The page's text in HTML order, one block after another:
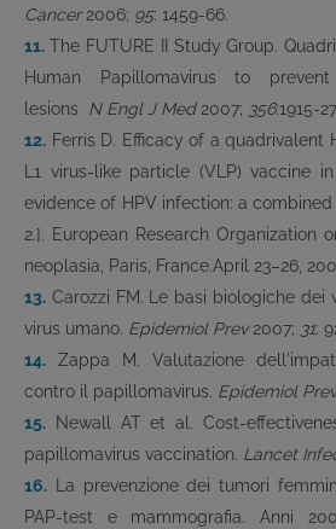
Cancer2006; 95: 1459-66.
11. The FUTURE II Study Group.
Human Papillomavirus to
lesions N Engl J Med2007; 356:1915-
12. Ferris D. Efficacy of a quadrivalent
L1 virus-like particle (VLP) vaccine
evidence of HPV infection: a
2.]. European Research Organization
neoplasia, Paris, France.April 23–26,
13. Carozzi FM. Le basi biologiche
virus umano. Epidemiol Prev2007; 31:
14. Zappa M. Valutazione
contro il papillomavirus. Epidemiol Prev
15. Newall AT et al. Cost-
papillomavirus vaccination. Lancet
16. La prevenzione dei tumori
PAP-test e mammografia. Anni